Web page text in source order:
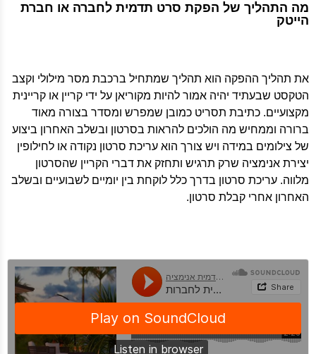
מה התהליך של הפקת סרט תדמית לחברה או חברת
הייטק
את תהליך ההפקה הוא תהליך שמתחיל ברכבת מסר מילולי וקצב
הטקסט שבעתיד יהיה אמור להיות מקוריאן על ידי קריין או קריינית
מקצועיים. כתיבת תסריט כמובן שמפרש ומסדר בצורה מאוד
ברורה וממחיש מה הולכים להראות בסרטון ובשלב האחרון ביצוע
של צילומים במידה ויש צורך הוא עריכת סרטון נקודה או לחילופין
יצירת אנימציה שרק תרגיש ותחזק את דברי הקריין שהסרטון
מלווה. עריכת סרטון בדרך כלל לוקחת בין יומיים לשבועיים ובשלב
האחרון אחרי קבלת סרטון.